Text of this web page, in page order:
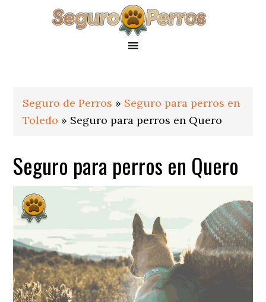
Seguro de Perros » Seguro para perros en
Toledo » Seguro para perros en Quero
Seguro para perros en Quero